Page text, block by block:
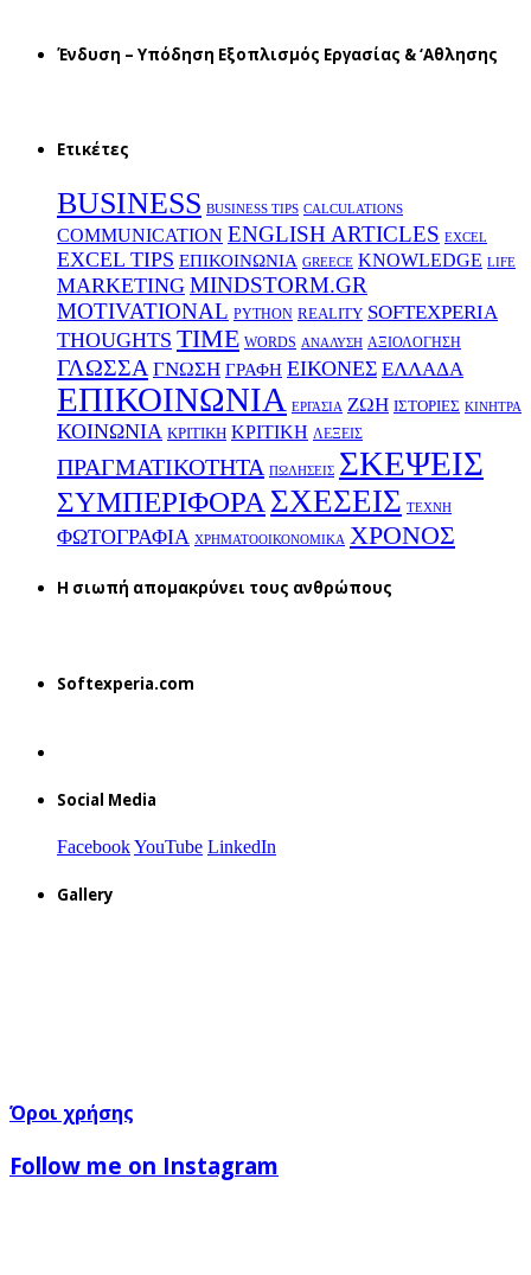
Ένδυση – Υπόδηση Εξοπλισμός Εργασίας & ‘Aθλησης
Ετικέτες
BUSINESS BUSINESS TIPS CALCULATIONS
COMMUNICATION ENGLISH ARTICLES EXCEL
EXCEL TIPS EΠΙΚΟΙΝΩΝΙΑ GREECE KNOWLEDGE LIFE
MARKETING MINDSTORM.GR
MOTIVATIONAL PYTHON REALITY SOFTEXPERIA
THOUGHTS TIME WORDS ΑΝΑΛΥΣΗ ΑΞΙΟΛΟΓΗΣΗ
ΓΛΩΣΣΑ ΓΝΩΣΗ ΓΡΑΦΗ ΕΙΚΟΝΕΣ ΕΛΛΑΔΑ
ΕΠΙΚΟΙΝΩΝΙΑ ΕΡΓΑΣΙΑ ΖΩΗ ΙΣΤΟΡΙΕΣ ΚΙΝΗΤΡΑ
ΚΟΙΝΩΝΙΑ ΚΡΙΤΙΚΗ ΚΡΙΤΙΚΗ ΛΕΞΕΙΣ
ΠΡΑΓΜΑΤΙΚΟΤΗΤΑ ΠΩΛΗΣΕΙΣ ΣΚΕΨΕΙΣ
ΣΥΜΠΕΡΙΦΟΡΑΣΧΕΣΕΙΣ ΤΕΧΝΗ
ΦΩΤΟΓΡΑΦΙΑ ΧΡΗΜΑΤΟΟΙΚΟΝΟΜΙΚΑ ΧΡΟΝΟΣ
H σιωπή απομακρύνει τους ανθρώπους
Softexperia.com
Social Media
FacebookYouTube LinkedIn
Gallery
Όροι χρήσης
Follow me on Instagram